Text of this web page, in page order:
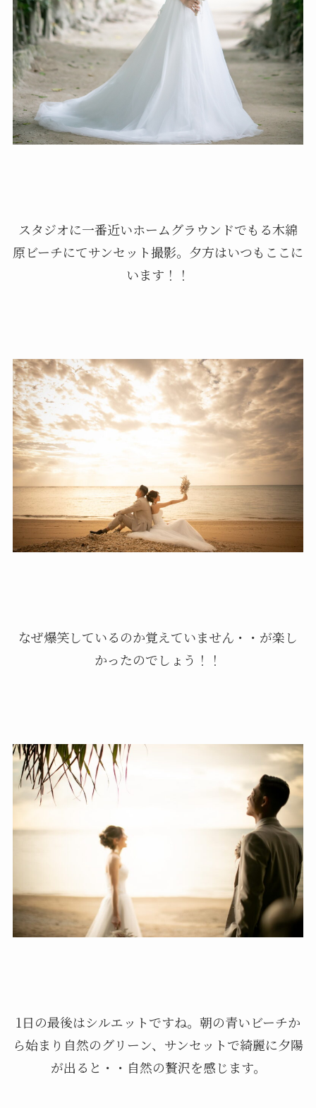
スタジオに一番近いホームグラウンドでもる木綿
原ビーチにてサンセット撮影。夕方はいつもここに
います！！
なぜ爆笑しているのか覚えていません・・が楽し
かったのでしょう！！
1日の最後はシルエットですね。朝の青いビーチか
ら始まり自然のグリーン、サンセットで綺麗に夕陽
が出ると・・自然の贅沢を感じます。